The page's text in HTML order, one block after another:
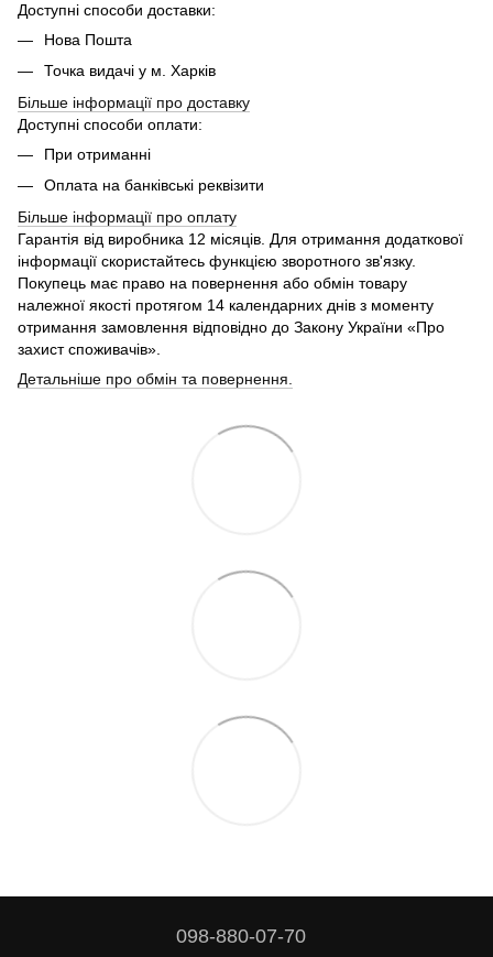
Доступні способи доставки:
Нова Пошта
Точка видачі у м. Харків
Більше інформації про доставку
Доступні способи оплати:
При отриманні
Оплата на банківські реквізити
Більше інформації про оплату
Гарантія від виробника 12 місяців. Для отримання додаткової
інформації скористайтесь функцією зворотного зв'язку.
Покупець має право на повернення або обмін товару
належної якості протягом 14 календарних днів з моменту
отримання замовлення відповідно до Закону України «Про
захист споживачів».
Детальніше про обмін та повернення.
098-880-07-70